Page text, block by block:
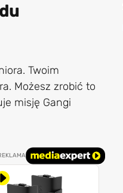
Twoim
Możesz zrobić to
misję Gangi